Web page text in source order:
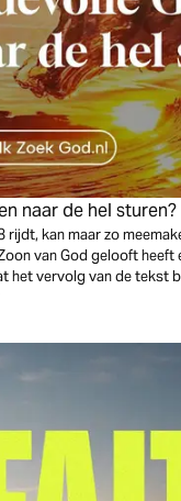
naar de hel sturen?
kan maar zo
van God gelooft heeft
het vervolg van de tekst